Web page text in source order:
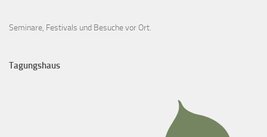
Seminare, Festivals und Besuche vor Ort.
Tagungshaus